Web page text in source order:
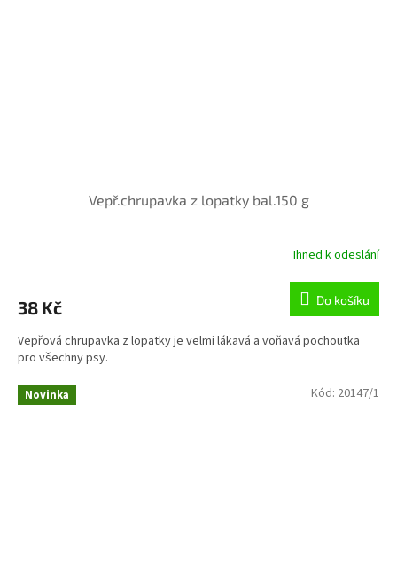
Vepř.chrupavka z lopatky bal.150 g
Ihned k odeslání
38 Kč Do košíku
Vepřová chrupavka z lopatky je velmi lákavá a voňavá pochoutka
pro všechny psy.
Novinka Kód: 20147/1